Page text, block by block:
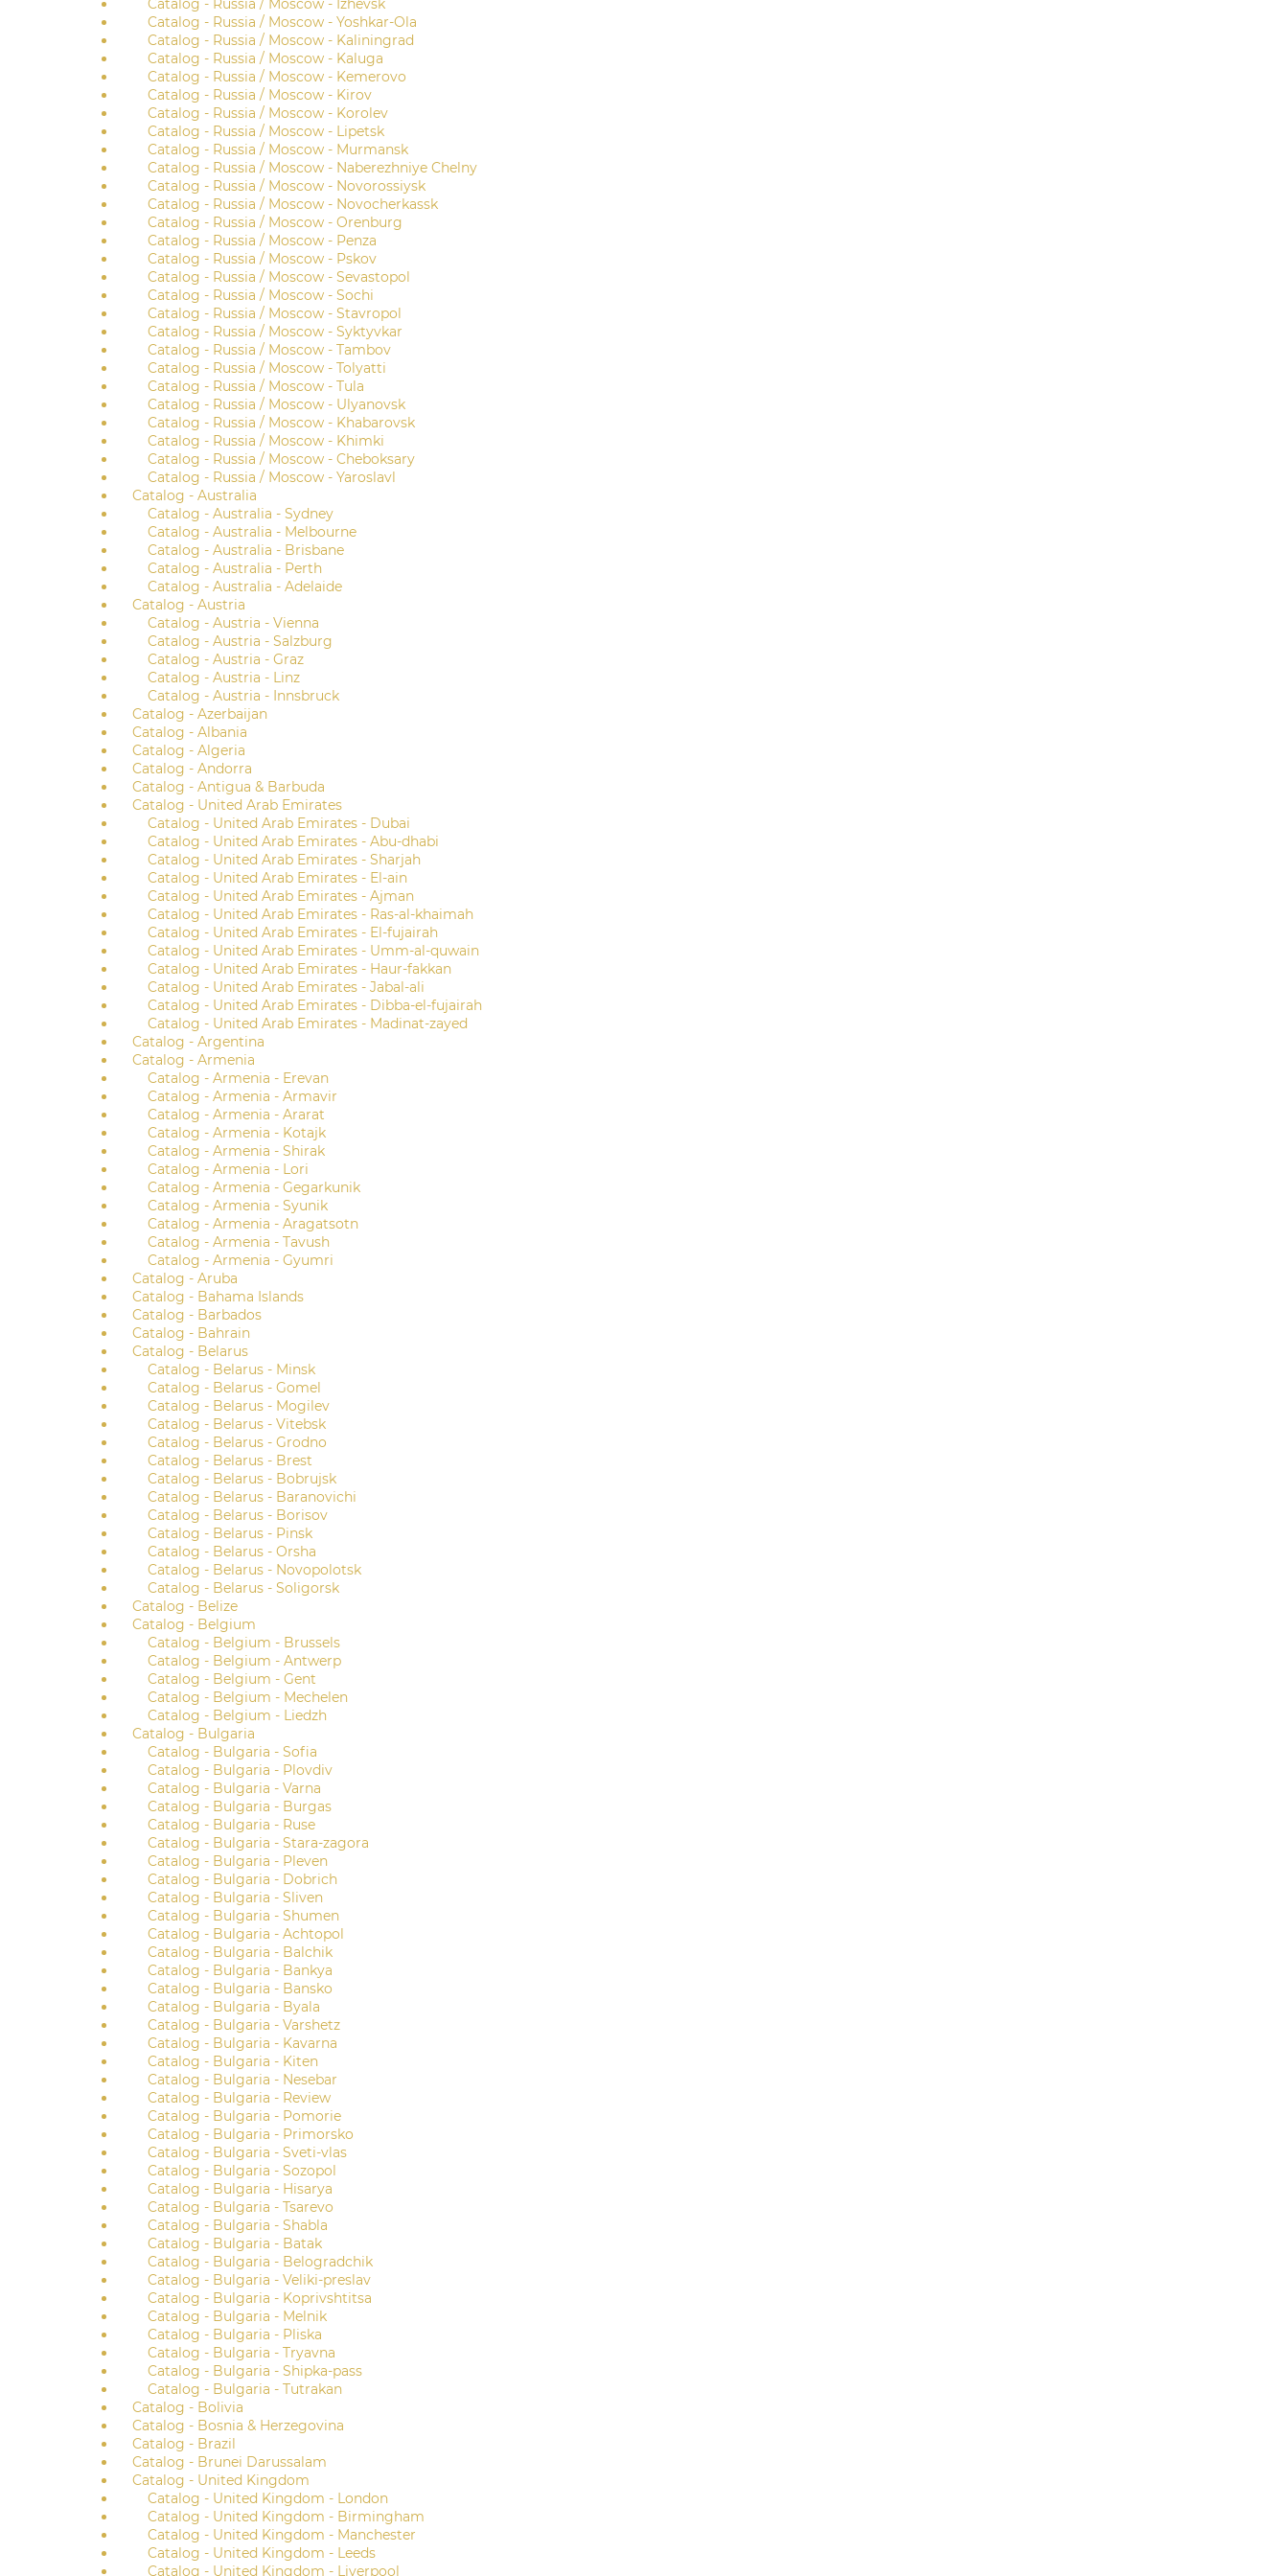
Catalog - Russia / Moscow - Izhevsk
Catalog - Russia / Moscow - Yoshkar-Ola
Catalog - Russia / Moscow - Kaliningrad
Catalog - Russia / Moscow - Kaluga
Catalog - Russia / Moscow - Kemerovo
Catalog - Russia / Moscow - Kirov
Catalog - Russia / Moscow - Korolev
Catalog - Russia / Moscow - Lipetsk
Catalog - Russia / Moscow - Murmansk
Catalog - Russia / Moscow - Naberezhniye Chelny
Catalog - Russia / Moscow - Novorossiysk
Catalog - Russia / Moscow - Novocherkassk
Catalog - Russia / Moscow - Orenburg
Catalog - Russia / Moscow - Penza
Catalog - Russia / Moscow - Pskov
Catalog - Russia / Moscow - Sevastopol
Catalog - Russia / Moscow - Sochi
Catalog - Russia / Moscow - Stavropol
Catalog - Russia / Moscow - Syktyvkar
Catalog - Russia / Moscow - Tambov
Catalog - Russia / Moscow - Tolyatti
Catalog - Russia / Moscow - Tula
Catalog - Russia / Moscow - Ulyanovsk
Catalog - Russia / Moscow - Khabarovsk
Catalog - Russia / Moscow - Khimki
Catalog - Russia / Moscow - Cheboksary
Catalog - Russia / Moscow - Yaroslavl
Catalog - Australia
Catalog - Australia - Sydney
Catalog - Australia - Melbourne
Catalog - Australia - Brisbane
Catalog - Australia - Perth
Catalog - Australia - Adelaide
Catalog - Austria
Catalog - Austria - Vienna
Catalog - Austria - Salzburg
Catalog - Austria - Graz
Catalog - Austria - Linz
Catalog - Austria - Innsbruck
Catalog - Azerbaijan
Catalog - Albania
Catalog - Algeria
Catalog - Andorra
Catalog - Antigua & Barbuda
Catalog - United Arab Emirates
Catalog - United Arab Emirates - Dubai
Catalog - United Arab Emirates - Abu-dhabi
Catalog - United Arab Emirates - Sharjah
Catalog - United Arab Emirates - El-ain
Catalog - United Arab Emirates - Ajman
Catalog - United Arab Emirates - Ras-al-khaimah
Catalog - United Arab Emirates - El-fujairah
Catalog - United Arab Emirates - Umm-al-quwain
Catalog - United Arab Emirates - Haur-fakkan
Catalog - United Arab Emirates - Jabal-ali
Catalog - United Arab Emirates - Dibba-el-fujairah
Catalog - United Arab Emirates - Madinat-zayed
Catalog - Argentina
Catalog - Armenia
Catalog - Armenia - Erevan
Catalog - Armenia - Armavir
Catalog - Armenia - Ararat
Catalog - Armenia - Kotajk
Catalog - Armenia - Shirak
Catalog - Armenia - Lori
Catalog - Armenia - Gegarkunik
Catalog - Armenia - Syunik
Catalog - Armenia - Aragatsotn
Catalog - Armenia - Tavush
Catalog - Armenia - Gyumri
Catalog - Aruba
Catalog - Bahama Islands
Catalog - Barbados
Catalog - Bahrain
Catalog - Belarus
Catalog - Belarus - Minsk
Catalog - Belarus - Gomel
Catalog - Belarus - Mogilev
Catalog - Belarus - Vitebsk
Catalog - Belarus - Grodno
Catalog - Belarus - Brest
Catalog - Belarus - Bobrujsk
Catalog - Belarus - Baranovichi
Catalog - Belarus - Borisov
Catalog - Belarus - Pinsk
Catalog - Belarus - Orsha
Catalog - Belarus - Novopolotsk
Catalog - Belarus - Soligorsk
Catalog - Belize
Catalog - Belgium
Catalog - Belgium - Brussels
Catalog - Belgium - Antwerp
Catalog - Belgium - Gent
Catalog - Belgium - Mechelen
Catalog - Belgium - Liedzh
Catalog - Bulgaria
Catalog - Bulgaria - Sofia
Catalog - Bulgaria - Plovdiv
Catalog - Bulgaria - Varna
Catalog - Bulgaria - Burgas
Catalog - Bulgaria - Ruse
Catalog - Bulgaria - Stara-zagora
Catalog - Bulgaria - Pleven
Catalog - Bulgaria - Dobrich
Catalog - Bulgaria - Sliven
Catalog - Bulgaria - Shumen
Catalog - Bulgaria - Achtopol
Catalog - Bulgaria - Balchik
Catalog - Bulgaria - Bankya
Catalog - Bulgaria - Bansko
Catalog - Bulgaria - Byala
Catalog - Bulgaria - Varshetz
Catalog - Bulgaria - Kavarna
Catalog - Bulgaria - Kiten
Catalog - Bulgaria - Nesebar
Catalog - Bulgaria - Review
Catalog - Bulgaria - Pomorie
Catalog - Bulgaria - Primorsko
Catalog - Bulgaria - Sveti-vlas
Catalog - Bulgaria - Sozopol
Catalog - Bulgaria - Hisarya
Catalog - Bulgaria - Tsarevo
Catalog - Bulgaria - Shabla
Catalog - Bulgaria - Batak
Catalog - Bulgaria - Belogradchik
Catalog - Bulgaria - Veliki-preslav
Catalog - Bulgaria - Koprivshtitsa
Catalog - Bulgaria - Melnik
Catalog - Bulgaria - Pliska
Catalog - Bulgaria - Tryavna
Catalog - Bulgaria - Shipka-pass
Catalog - Bulgaria - Tutrakan
Catalog - Bolivia
Catalog - Bosnia & Herzegovina
Catalog - Brazil
Catalog - Brunei Darussalam
Catalog - United Kingdom
Catalog - United Kingdom - London
Catalog - United Kingdom - Birmingham
Catalog - United Kingdom - Manchester
Catalog - United Kingdom - Leeds
Catalog - United Kingdom - Liverpool